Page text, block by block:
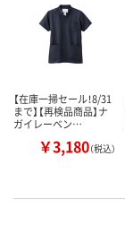
【在庫一掃セール！8/31
まで】【再検品商品】ナ
ガイレーベン…
￥3,180（税込）